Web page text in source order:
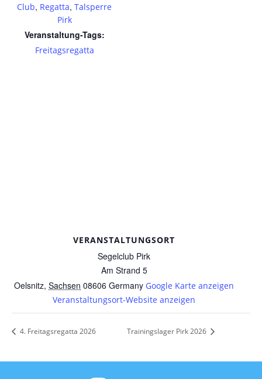
Club, Regatta, Talsperre
Pirk
Veranstaltung-Tags:
Freitagsregatta
VERANSTALTUNGSORT
Segelclub Pirk
Am Strand 5
Oelsnitz, Sachsen 08606 Germany Google Karte anzeigen
Veranstaltungsort-Website anzeigen
4. Freitagsregatta 2026 Trainingslager Pirk 2026